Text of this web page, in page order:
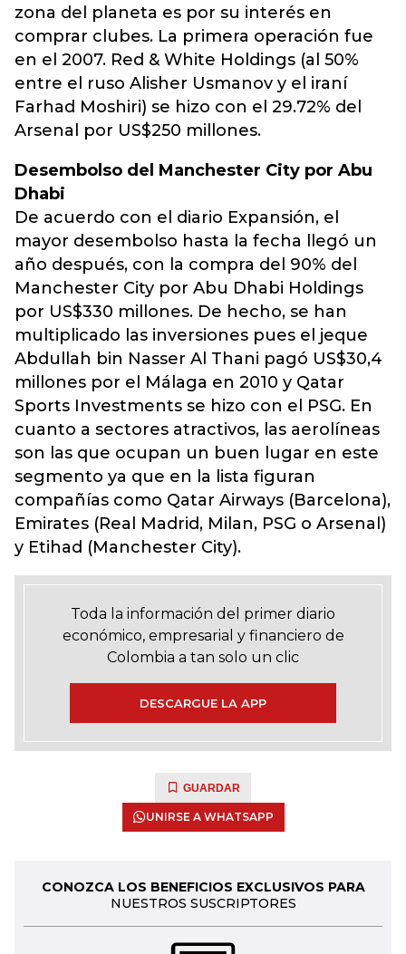
zona del planeta es por su interés en
comprar clubes. La primera operación fue
en el 2007. Red & White Holdings (al 50%
entre el ruso Alisher Usmanov y el iraní
Farhad Moshiri) se hizo con el 29.72% del
Arsenal por US$250 millones.
Desembolso del Manchester City por Abu
Dhabi
De acuerdo con el diario Expansión, el
mayor desembolso hasta la fecha llegó un
año después, con la compra del 90% del
Manchester City por Abu Dhabi Holdings
por US$330 millones. De hecho, se han
multiplicado las inversiones pues el jeque
Abdullah bin Nasser Al Thani pagó US$30,4
millones por el Málaga en 2010 y Qatar
Sports Investments se hizo con el PSG. En
cuanto a sectores atractivos, las aerolíneas
son las que ocupan un buen lugar en este
segmento ya que en la lista figuran
compañías como Qatar Airways (Barcelona),
Emirates (Real Madrid, Milan, PSG o Arsenal)
y Etihad (Manchester City).
Toda la información del primer diario
económico, empresarial y financiero de
Colombia a tan solo un clic
DESCARGUE LA APP
GUARDAR
UNIRSE A WHATSAPP
CONOZCA LOS BENEFICIOS EXCLUSIVOS PARA
NUESTROS SUSCRIPTORES